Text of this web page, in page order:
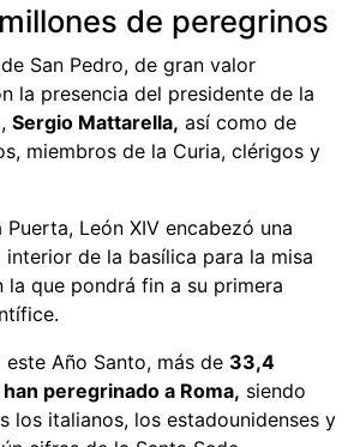
de peregrinos
San Pedro, de gran valor
la presencia del presidente de la
Sergio Mattarella, así como de
miembros de la Curia, clérigos y
León XIV encabezó una
de la basílica para la misa
la que pondrá fin a su primera
Año Santo, más de 33,4
peregrinado a Roma, siendo
los italianos, los estadounidenses y